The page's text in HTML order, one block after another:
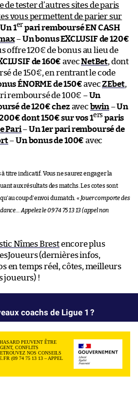
de tester d’autres sites de paris
vous permettent de parier sur
Un 1er pari remboursé EN CASH
–Un bonus EXCLUSIF de 120€
offre 120€ de bonus au lieu de
de 160€ avecNetBet, dont
de 150€, en rentrant le code
ÉNORME de 150€avecZEbet,
remboursé de 100€ –Un
de 120€ chez avec bwin–Un
dont 150€ sur vos 1ers paris
Pari–Un 1er pari remboursé de
–Un bonus de 100€ avec
titre indicatif. Vous ne saurez engager la
aux résultats des matchs. Les cotes sont
coup d’envoi du match. « Jouer comporte des
Appelez le 09 74 75 13 13 (appel non
Nîmes Brestencore plus
(dernières infos,
en temps réel, côtes, meilleurs
joueurs) !
coachs de Ligue 1 ?
PEUVENT ÊTRE
CONFLITS
NOS CONSEILS
(09 74 75 13 13 – APPEL